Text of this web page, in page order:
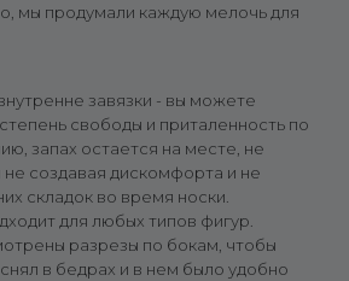
мы продумали каждую мелочь для
завязки - вы можете
свободы и приталенность по
запах остается на месте, не
не создавая дискомфорта и не
складок во время носки.
для любых типов фигур.
разрезы по бокам, чтобы
в бедрах и в нем было удобно